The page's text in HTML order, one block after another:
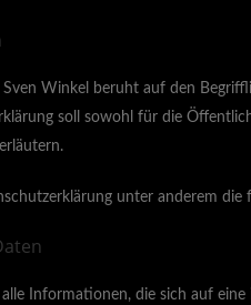
Winkel beruht auf den
soll sowohl für die
unter anderem die
Informationen, die sich auf